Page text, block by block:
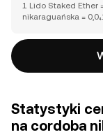
1 Lido Staked Ether
nikaraguańska =
Statystyki
na cordoba